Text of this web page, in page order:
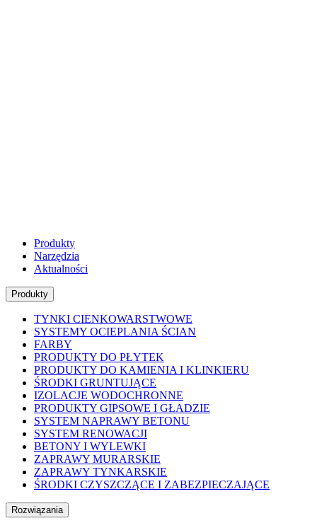
Produkty
Narzędzia
Aktualności
Produkty
TYNKI CIENKOWARSTWOWE
SYSTEMY OCIEPLANIA ŚCIAN
FARBY
PRODUKTY DO PŁYTEK
PRODUKTY DO KAMIENIA I KLINKIERU
ŚRODKI GRUNTUJĄCE
IZOLACJE WODOCHRONNE
PRODUKTY GIPSOWE I GŁADZIE
SYSTEM NAPRAWY BETONU
SYSTEM RENOWACJI
BETONY I WYLEWKI
ZAPRAWY MURARSKIE
ZAPRAWY TYNKARSKIE
ŚRODKI CZYSZCZĄCE I ZABEZPIECZAJĄCE
Rozwiązania